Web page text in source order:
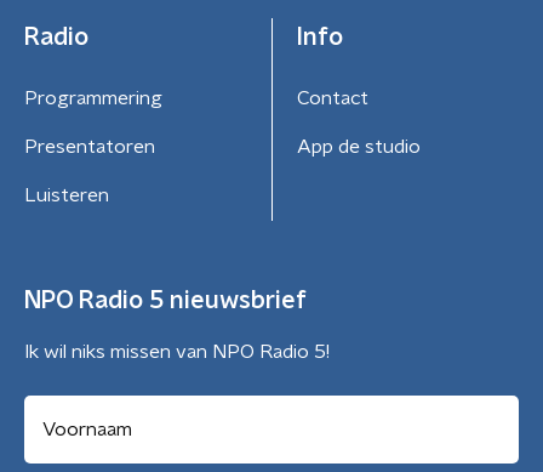
Radio
Programmering
Presentatoren
Luisteren
Info
Contact
App de studio
NPO Radio 5 nieuwsbrief
Ik wil niks missen van NPO Radio 5!